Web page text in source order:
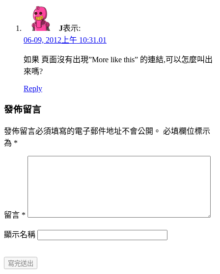
J表示:
06-09, 2012上午 10:31.01
如果 頁面沒有出現”More like this” 的連結,可以怎麼叫出
來嗎?
Reply
發佈留言
發佈留言必須填寫的電子郵件地址不會公開。 必填欄位標示
為 *
留言 *
顯示名稱